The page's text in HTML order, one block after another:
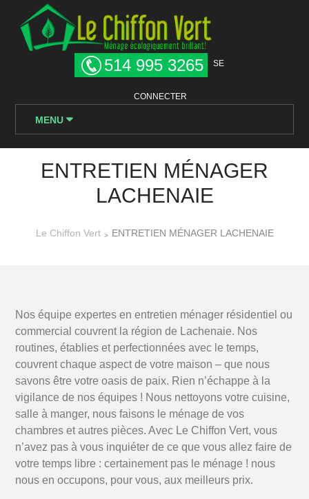
514 995 3265 SE
CONNECTER
MENU
ENTRETIEN MÉNAGER
LACHENAIE
Le Chiffon Vert > ENTRETIEN MÉNAGER LACHENAIE
Nos équipe expertes en entretien ménager résidentiel ou
commercial couvrent la région de Lachenaie. Nos
routines, établies et perfectionnées avec le temps,
couvrent chaque aspect de votre maison – que nous
savons être votre oasis de paix. Rien n’échappe à la
vigilance de nos équipes ! Nous nettoyons votre cuisine,
salle à manger, nous faisons le ménage de vos
chambres et autres pièces. Avec Le Chiffon Vert, vous
n’avez pas à vous inquiéter de ce que vous allez faire de
votre temps libre : certainement pas le ménage ! nous
nous en occupons, pour vous, aux meilleurs prix.